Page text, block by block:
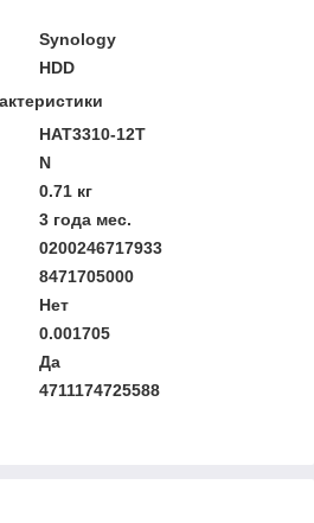
Synology
HDD
HAT3310-12T
N
0.71 кг
3 года мес.
0200246717933
8471705000
Нет
0.001705
Да
4711174725588